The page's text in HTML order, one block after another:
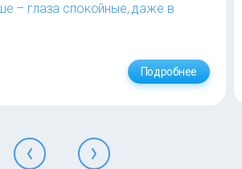
– глаза спокойные, даже в
Подробнее